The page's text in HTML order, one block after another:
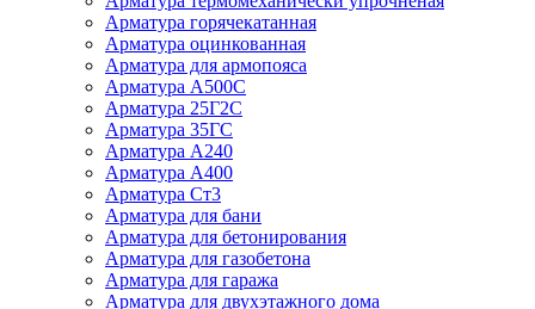
Арматура горячекатанная
Арматура оцинкованная
Арматура для армопояса
Арматура A500С
Арматура 25Г2С
Арматура 35ГС
Арматура А240
Арматура А400
Арматура Ст3
Арматура для бани
Арматура для бетонирования
Арматура для газобетона
Арматура для гаража
Арматура для двухэтажного дома